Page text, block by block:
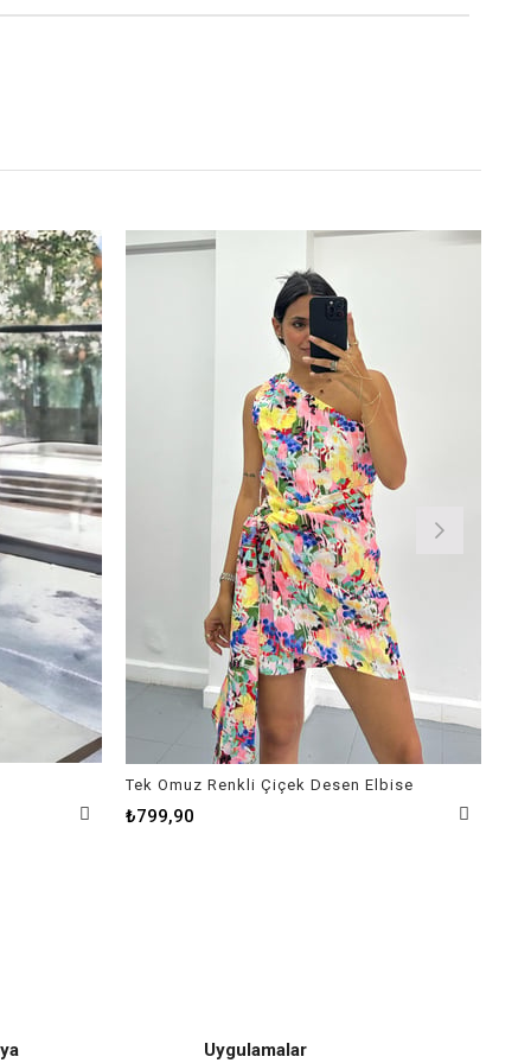
Tek Omuz Renkli Çiçek Desen Elbise
₺799,90
Uygulamalar